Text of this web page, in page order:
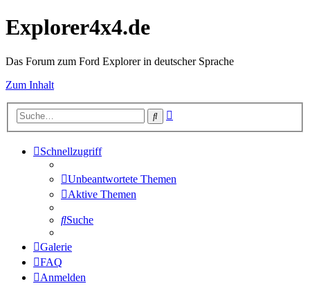
Explorer4x4.de
Das Forum zum Ford Explorer in deutscher Sprache
Zum Inhalt
Suche
Schnellzugriff
Unbeantwortete Themen
Aktive Themen
Suche
Galerie
FAQ
Anmelden